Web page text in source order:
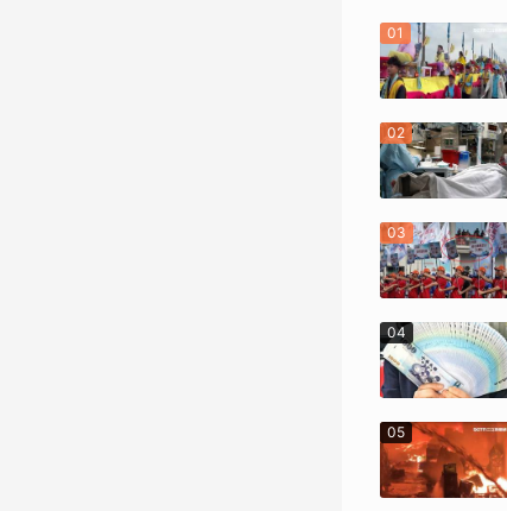
01
02
03
04
05